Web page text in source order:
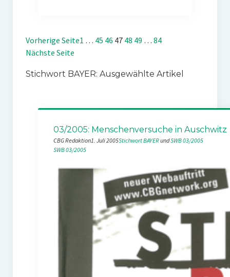
Vorherige Seite1 … 45 46 47 48 49 … 84
Nächste Seite
Stichwort BAYER: Ausgewählte Artikel
03/2005: Menschenversuche in Auschwitz
CBG Redaktion1. Juli 2005Stichwort BAYER und SWB 03/2005
SWB 03/2005